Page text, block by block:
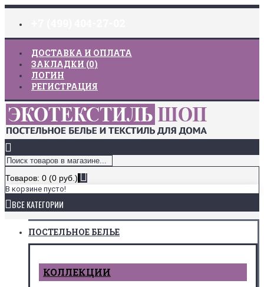
ДОСТАВКА И ОПЛАТА
ЗАКЛАДКИ (0)
ЛОГИН
РЕГИСТРАЦИЯ
Товаров: 0 (0 руб.)
В корзине пусто!
ВСЕ КАТЕГОРИИ
ПОСТЕЛЬНОЕ БЕЛЬЕ
КОЛЛЕКЦИИ